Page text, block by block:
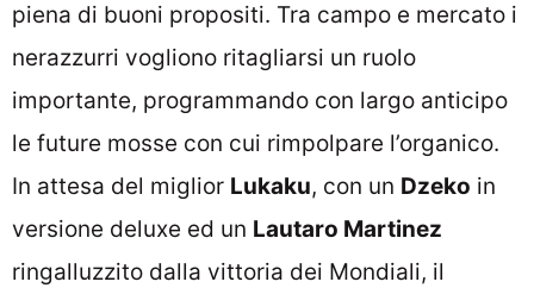
piena di buoni propositi. Tra campo e mercato i
nerazzurri vogliono ritagliarsi un ruolo
importante, programmando con largo anticipo
le future mosse con cui rimpolpare l’organico.
In attesa del miglior Lukaku, con un Dzeko in
versione deluxe ed un Lautaro Martinez
ringalluzzito dalla vittoria dei Mondiali, il